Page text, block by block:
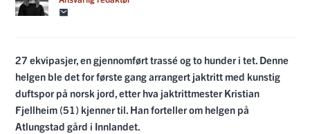
27 ekvipasjer, en gjennomført trassé og to hunder i tet. Denne
helgen ble det for første gang arrangert jaktritt med kunstig
duftspor på norsk jord, etter hva jaktrittmester Kristian
Fjellheim (51) kjenner til. Han forteller om helgen på
Atlungstad gård i Innlandet.